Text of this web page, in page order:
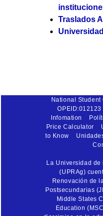
Traslados
National
OPEID:012123
Infomation
Price Calculator
to Know
La Universidad
(UPRAg)
Renovación de
Postsecundarias
Middle States
Education